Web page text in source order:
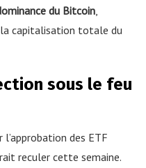
du Bitcoin
capitalisation totale du
sous le feu
l’approbation des ETF
reculer cette semaine.